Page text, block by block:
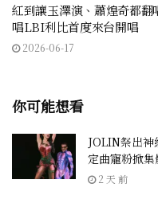
紅到讓玉澤演、蕭煌奇都翻
唱LBI利比首度來台開唱
2026-06-17
你可能想看
JOLIN祭出神
定曲寵粉掀
2 天 前